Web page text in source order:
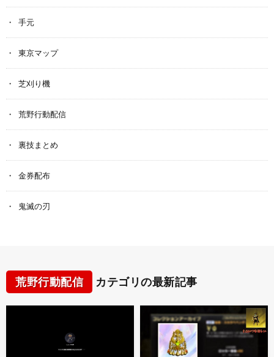
手元
東京マップ
芝刈り機
荒野行動配信
裏技まとめ
金券配布
鬼滅の刃
荒野行動配信 カテゴリの最新記事